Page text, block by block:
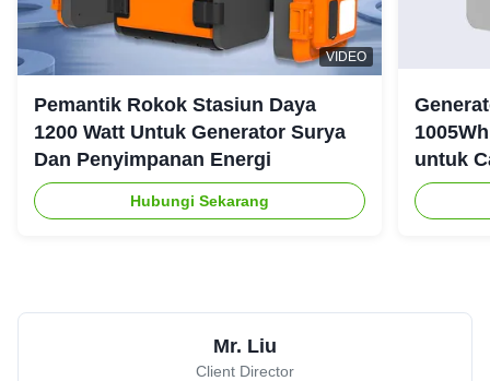
VIDEO
Pemantik Rokok Stasiun Daya
1200 Watt Untuk Generator Surya
Dan Penyimpanan Energi
Hubungi Sekarang
untuk
Mr. Liu
Client Director